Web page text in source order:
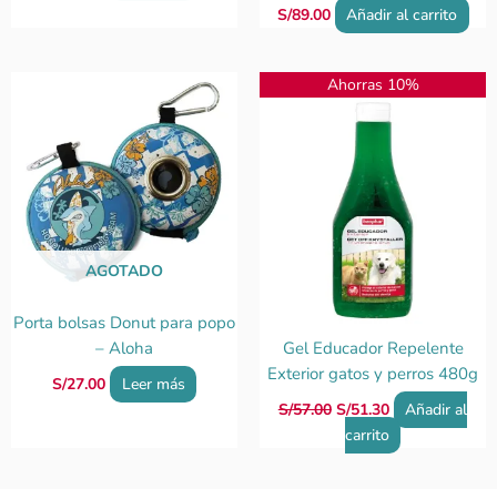
S/89.00 Añadir al carrito
AGOTADO
Porta bolsas Donut para popo
– Aloha
S/27.00 Leer más
Ahorras 10%
Gel Educador Repelente
Exterior gatos y perros 480g
S/57.00
El
precio
original
era:
S/57.00.
S/51.30
El
precio
actual
S/51.30.
Añadir al
carrito